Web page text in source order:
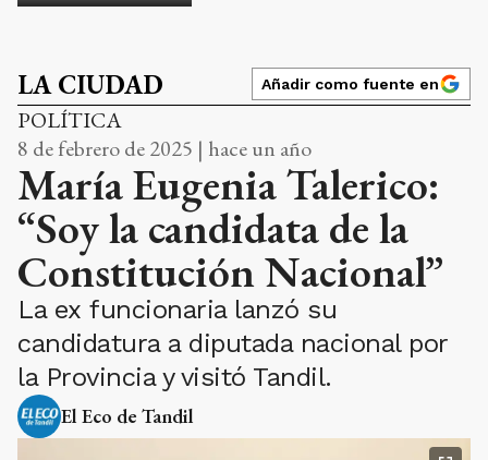
LA CIUDAD Añadir como fuente en
POLÍTICA
8 de febrero de 2025 | hace un año
María Eugenia Talerico:
“Soy la candidata de la
Constitución Nacional”
La ex funcionaria lanzó su
candidatura a diputada nacional por
la Provincia y visitó Tandil.
El Eco de Tandil